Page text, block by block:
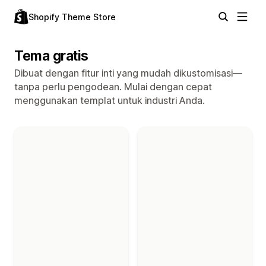
Shopify Theme Store
Tema gratis
Dibuat dengan fitur inti yang mudah dikustomisasi—
tanpa perlu pengodean. Mulai dengan cepat
menggunakan templat untuk industri Anda.